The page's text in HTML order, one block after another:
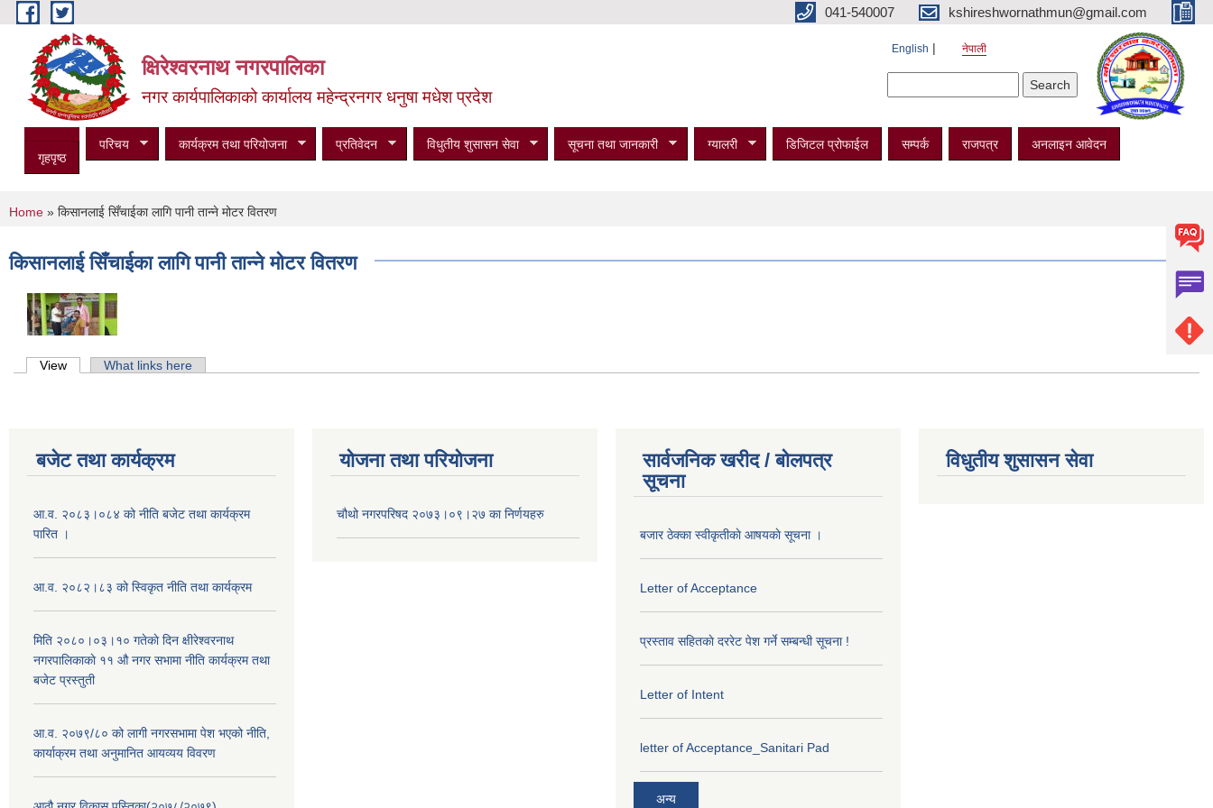
Skip to main content 041-540007 kshireshwornathmun@gmail.com
क्षिरेश्वरनाथ नगरपालिका
नगर कार्यपालिकाको कार्यालय महेन्द्रनगर धनुषा मधेश प्रदेश
English नेपाली
गृहपृष्ठ
परिचय कार्यक्रम तथा परियोजना प्रतिवेदन विधुतीय शुसासन सेवा सूचना तथा जानकारी ग्यालरी डिजिटल प्रोफाईल सम्पर्क राजपत्र अनलाइन आवेदन
You are here
Home » किसानलाई सिँचाईका लागि पानी तान्ने मोटर वितरण
किसानलाई सिँचाईका लागि पानी तान्ने मोटर वितरण
Primary tabs
View (active tab)What links here
बजेट तथा कार्यक्रम
आ.व. २०८३।०८४ को नीति बजेट तथा कार्यक्रम
पारित ।
आ.व. २०८२।८३ को स्विकृत नीति तथा कार्यक्रम
मिति २०८०।०३।१० गतेकाे दिन क्षीरेश्वरनाथ
नगरपालिकाकाे ११ ‍औ नगर सभामा नीति कार्यक्रम तथा
बजेट प्रस्तुती
आ.व. २०७९/८० को लागी नगरसभामा पेश भएको नीति,
कार्याक्रम तथा अनुमानित आयव्यय विवरण
योजना तथा परियोजना
चौथो नगरपरिषद २०७३।०९।२७ का निर्णयहरु
सार्वजनिक खरीद / बोलपत्र
सूचना
बजार ठेक्का स्वीकृतीकाे आषयकाे सूचना ।
Letter of Acceptance
प्रस्ताव सहितकाे दररेट पेश गर्ने सम्बन्धी सूचना !
Letter of Intent
letter of Acceptance_Sanitari Pad
अन्य
विधुतीय शुसासन सेवा